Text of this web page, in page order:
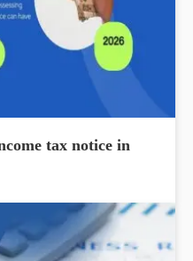
tax notice in